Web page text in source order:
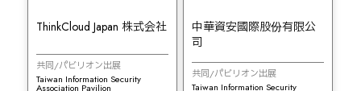
ThinkCloud Japan 株式会社
共同/パビリオン出展
Taiwan Information Security
Association Pavilion
中華資安國際股份有限公
司
共同/パビリオン出展
Taiwan Information Security